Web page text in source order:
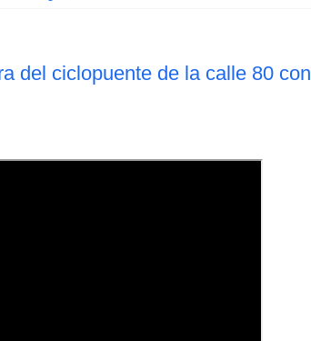
del ciclopuente de la calle 80 con